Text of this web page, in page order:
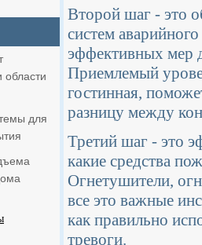
области
для
Второй шаг - это
систем
эффективных мер
Приемлемый
гостинная,
разницу между
Третий шаг - это
какие средства
Огнетушители,
все это важные
как правильно
тревоги.